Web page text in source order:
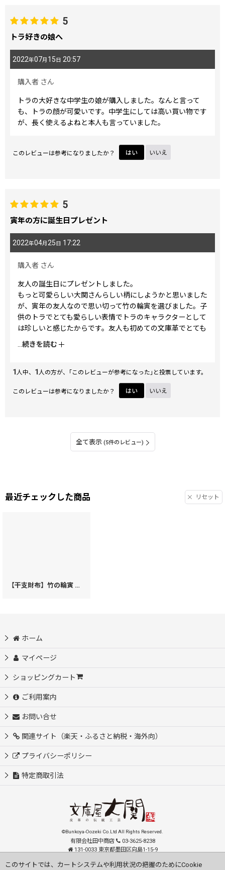
5
トラ好きの娘へ
2022年07月 15日 20:57
購入者 さん
トラの大好きな中学生の娘が購入しました。なんと言って
も、トラの顔が可愛いです。中学生にしては高い買い物です
が、長く使えるよねと本人も言っていました。
このレビューは参考になりましたか？ はい いいえ
5
寅年の方に誕生日プレゼント
2022年04月 25日 17:22
購入者 さん
友人の誕生日にプレゼントしました。
もっと可愛らしい大関さんらしい柄にしようかと思いました
が、寅年の友人なので思い切って竹の輪寅を選びました。子
供のトラでとても愛らしい表情でトラのキャラクターとして
は珍しいと感じたからです。友人も初めての文庫革でとても
素敵だと喜んでいます。
ありがとうございました。
続きを読む
1人中、 1人の方が、｢このレビューが参考になった｣と投票しています。
このレビューは参考になりましたか？ はい いいえ
全て表示 (5件のレビュー)
最近チェックした商品 リセット
【干支財布】竹の輪寅 箱まち小銭入れ［t］
ホーム
マイページ
ショッピングカート
ご利用案内
お問い合せ
関連サイト（楽天・ふるさと納税・海外向）
プライバシーポリシー
特定商取引法
©Bunkoya-Oozeki Co.Ltd All Rights Reserved.
有限会社田中商店
03-3625-8238
131-0033 東京都墨田区向島1-15-9
このサイトでは、カートシステムや利用状況の把握のためにCookie